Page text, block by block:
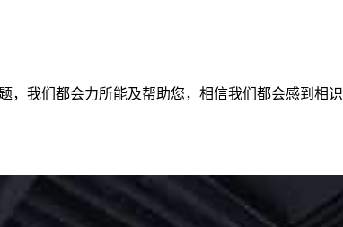
，我们都会力所能及帮助您，相信我们都会感到相